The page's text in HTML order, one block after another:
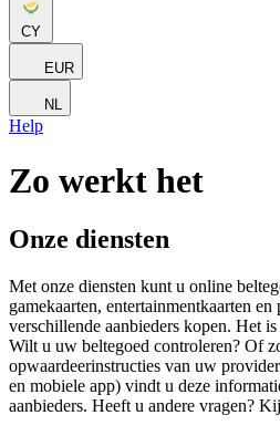
CY
EUR
NL
Help
Zo werkt het
Onze diensten
Met onze diensten kunt u online
gamekaarten, entertainmentkaarten en
verschillende aanbieders kopen. Het
Wilt u uw beltegoed controleren? Of
opwaardeerinstructies van uw
en mobiele app) vindt u deze
aanbieders. Heeft u andere vragen?